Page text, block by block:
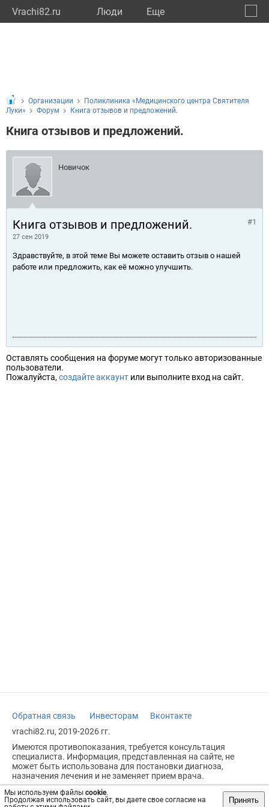
Vrachi82.ru Люди Eще
Мы используем файлы cookie.
Продолжая использовать сайт, вы даете свое согласие на
Принять
Организации
Поликлиника «Медицинского центра Святителя
Луки»
Форум Книга отзывов и предложений.
Книга отзывов и предложений.
Новичок
Книга отзывов и предложений.
27 сен 2019
#1
Здравствуйте, в этой теме Вы можете оставить отзыв о нашей
работе или предложить, как её можно улучшить.
Оставлять сообщения на форуме могут только авторизованные
пользователи.
Пожалуйста, создайте аккаунт или выполните вход на сайт.
Обратная связь Инвесторам
Вконтакте
vrachi82.ru, 2019-2026 гг.
Имеются противопоказания, требуется консультация
специалиста. Информация, представленная на сайте, не
может быть использована для постановки диагноза,
назначения лечения и не заменяет прием врача.
Возрастное ограничение: 18+